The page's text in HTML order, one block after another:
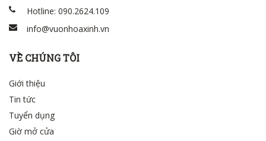
Hotline: 090.2624.109
info@vuonhoaxinh.vn
VỀ CHÚNG TÔI
Giới thiệu
Tin tức
Tuyển dụng
Giờ mở cửa